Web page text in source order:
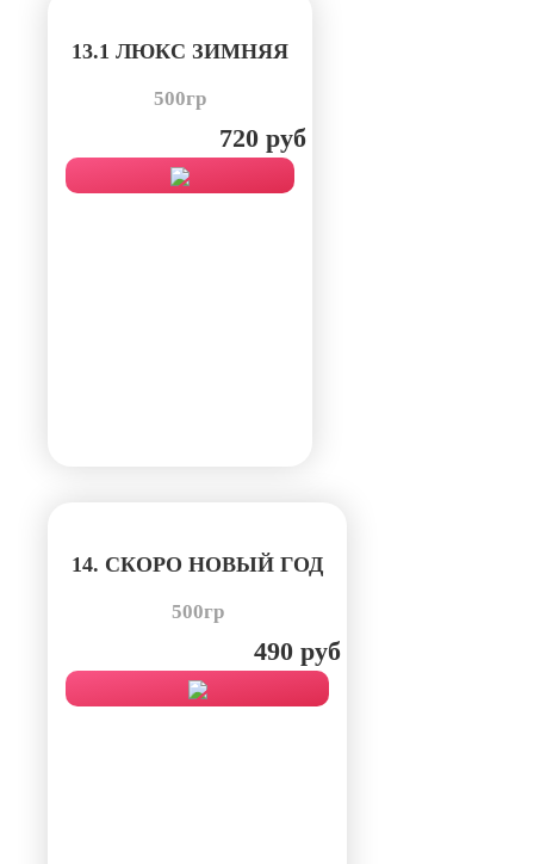
13.1 ЛЮКС ЗИМНЯЯ
500гр
720 руб
14. СКОРО НОВЫЙ ГОД
500гр
490 руб